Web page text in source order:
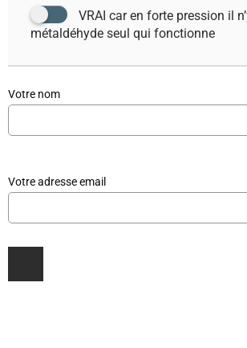
VRAI car en forte pression il
métaldéhyde seul qui fonctionne
Votre nom
Votre adresse email